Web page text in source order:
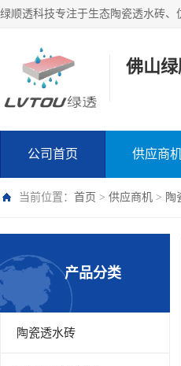
绿顺透科技专注于生态陶瓷透水砖、
佛山
公司首页 供应商
当前位置： 首页 > 供应商机 > 陶
产品分类
陶瓷透水砖